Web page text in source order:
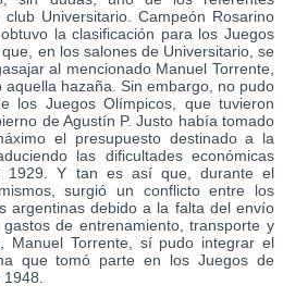
Universitario. Campeón Rosarino
la clasificación para los Juegos
en los salones de Universitario, se
al mencionado Manuel Torrente,
hazaña. Sin embargo, no pudo
los Juegos Olímpicos, que tuvieron
de Agustín P. Justo había tomado
el presupuesto destinado a la
las dificultades económicas
1929. Y tan es así que, durante el
surgió un conflicto entre los
argentinas debido a la falta del envío
de entrenamiento, transporte y
Manuel Torrente, sí pudo integrar el
que tomó parte en los Juegos de